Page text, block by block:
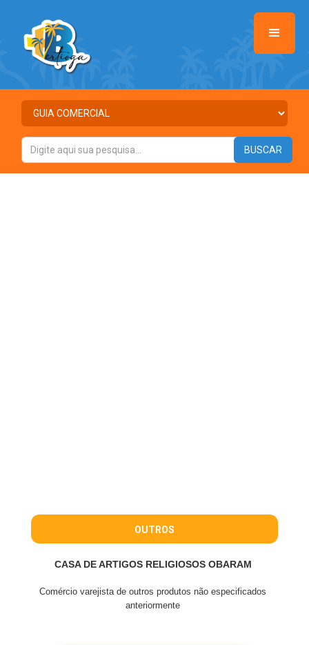
OUTROS
CASA DE ARTIGOS RELIGIOSOS OBARAM
Comércio varejista de outros produtos não especificados
anteriormente